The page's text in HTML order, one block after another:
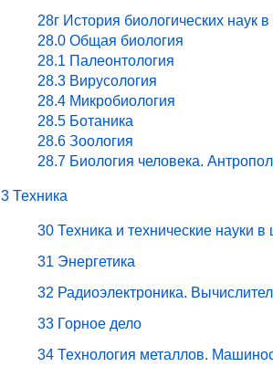
28г История биологических наук
28.0 Общая биология
28.1 Палеонтология
28.3 Вирусология
28.4 Микробиология
28.5 Ботаника
28.6 Зоология
28.7 Биология человека.
3 Техника
30 Техника и технические науки в
31 Энергетика
32 Радиоэлектроника.
33 Горное дело
34 Технология металлов.